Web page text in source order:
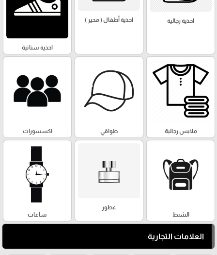
احذية رجالية احذية أطفال ( محير )
احذية ستاتية
ملابس رجالية طواقي اكسسورات
الشنط
عطور
ساعات
العلامات التجارية